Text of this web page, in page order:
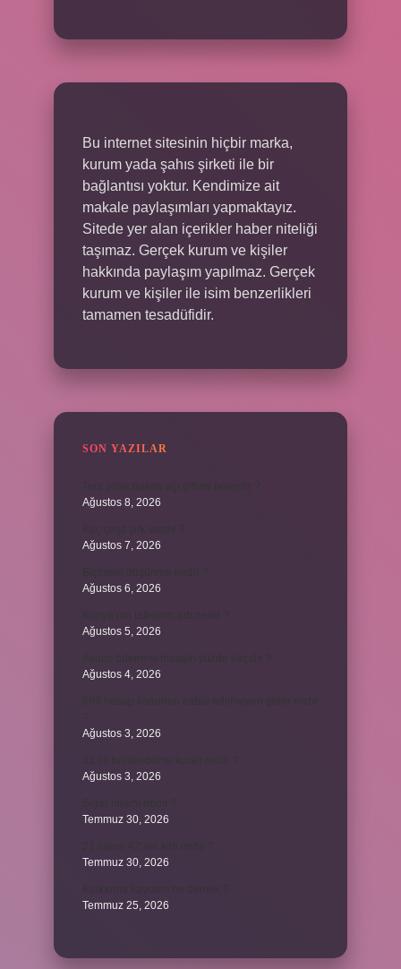
Bu internet sitesinin hiçbir marka,
kurum yada şahıs şirketi ile bir
bağlantısı yoktur. Kendimize ait
makale paylaşımları yapmaktayız.
Sitede yer alan içerikler haber niteliği
taşımaz. Gerçek kurum ve kişiler
hakkında paylaşım yapılmaz. Gerçek
kurum ve kişiler ile isim benzerlikleri
tamamen tesadüfidir.
SON YAZILAR
Ağustos 8, 2026
Ağustos 7, 2026
Ağustos 6, 2026
Ağustos 5, 2026
Ağustos 4, 2026
Ağustos 3, 2026
Ağustos 3, 2026
Temmuz 30, 2026
Temmuz 30, 2026
Temmuz 25, 2026